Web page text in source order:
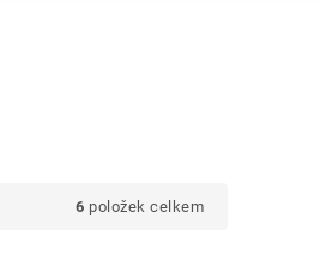
6 položek celkem